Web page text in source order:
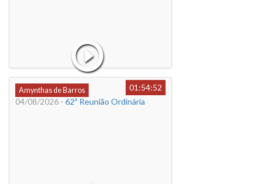
Amynthas de Barros
01:54:52
04/08/2026 - 62ª Reunião Ordinária